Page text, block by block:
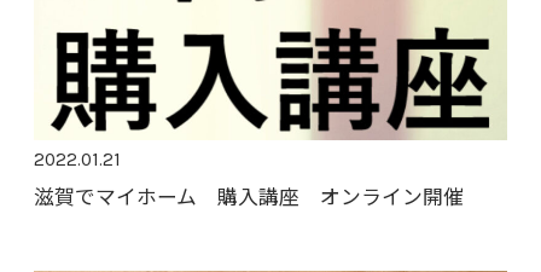
2022.01.21
滋賀でマイホーム 購入講座 オンライン開催